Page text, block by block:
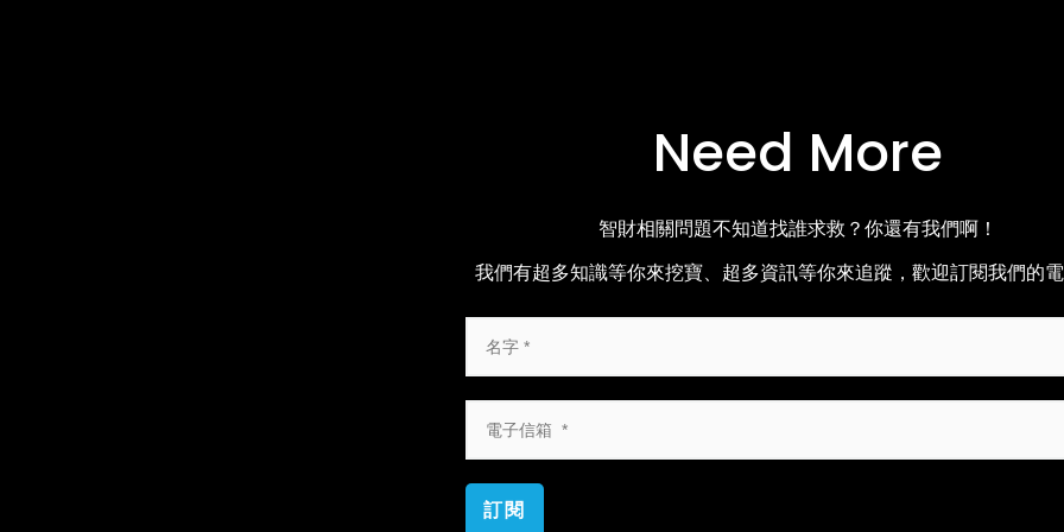
Need More
智財相關問題不知道找誰求救？你還有我們啊！
我們有超多知識等你來挖寶、超多資訊等你來追蹤，歡迎訂閱我們的
訂閱